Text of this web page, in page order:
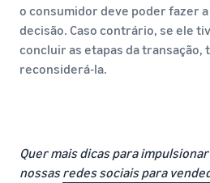
o consumidor deve poder fazer
decisão. Caso contrário, se ele
concluir as etapas da transação,
reconsiderá-la.
Quer mais dicas para
nossasredes sociais para